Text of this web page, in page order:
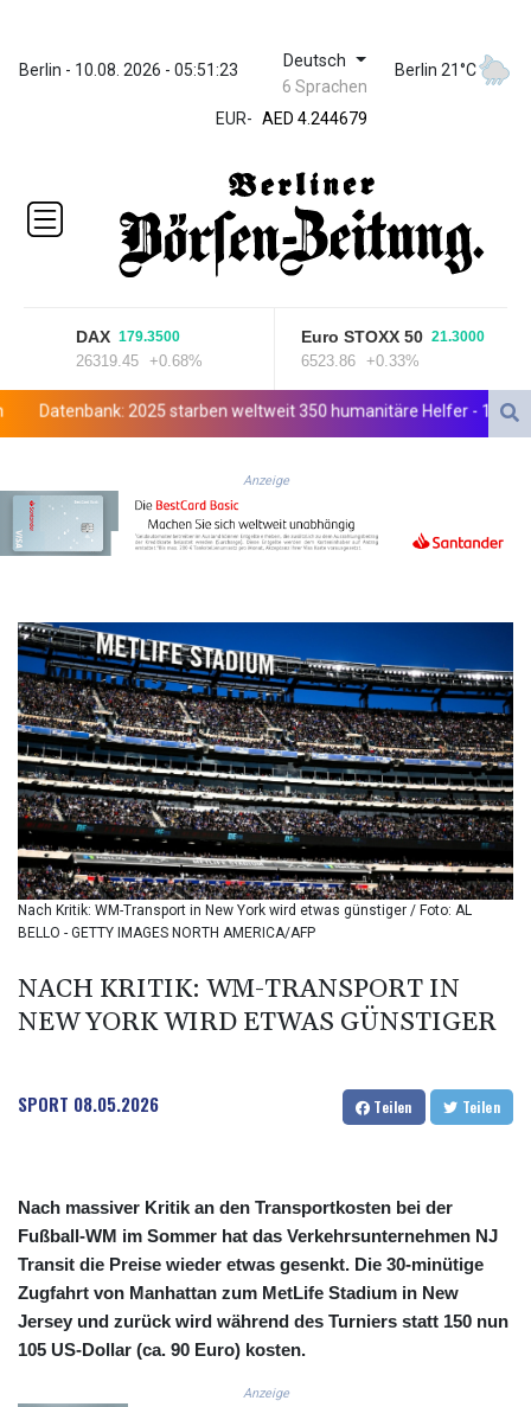
Berlin - 10.08. 2026 - 05:51:23 Deutsch
6 Sprachen
Berlin 21°C
EUR-
ZWL 372.167332
AED 4.244679
AED 4.244679
ALL 93.191831
AMD
421.972449
AOA
1059.869723
1724.912124
AUD 1.6354
AZN 1.966206
BDT 142.646882
BIF 3450.157113
BSD 1.152352
BTN 109.656854
BWP 15.554298
BYN 3.431363
BYR
22653.692413
BZD 2.317599
CAD 1.612515
CDF
2614.996978
CHF 0.934118
CLP
CNY 7.798879
3649.648544
CVE 110.23168
CZK 24.254187
DJF 205.207971
DKK 7.47562
DOP 67.269666
DZD 152.922776
ERN 17.33701
DAX 179.3500
26319.45 +0.68%
Euro STOXX 50 21.3000
6523.86 +0.33%
Datenbank: 2025 starben weltweit 350 humanitäre Helfer - 186 davon
Anzeige
Nach Kritik: WM-Transport in New York wird etwas günstiger / Foto: AL
BELLO - GETTY IMAGES NORTH AMERICA/AFP
NACH KRITIK: WM-TRANSPORT IN
NEW YORK WIRD ETWAS GÜNSTIGER
SPORT 08.05.2026 Teilen Teilen
Nach massiver Kritik an den Transportkosten bei der
Fußball-WM im Sommer hat das Verkehrsunternehmen NJ
Transit die Preise wieder etwas gesenkt. Die 30-minütige
Zugfahrt von Manhattan zum MetLife Stadium in New
Jersey und zurück wird während des Turniers statt 150 nun
105 US-Dollar (ca. 90 Euro) kosten.
Anzeige